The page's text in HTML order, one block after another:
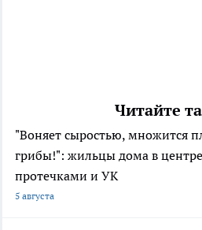
Читайте
"Воняет сыростью, множится
грибы!": жильцы дома в
протечками и УК
5 августа